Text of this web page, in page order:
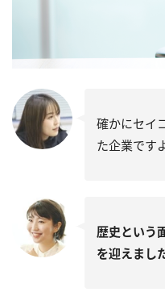
確かにセイ
た企業です
歴史という
を迎えまし